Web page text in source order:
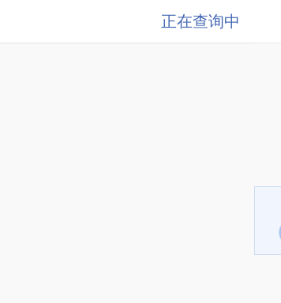
正在查询中